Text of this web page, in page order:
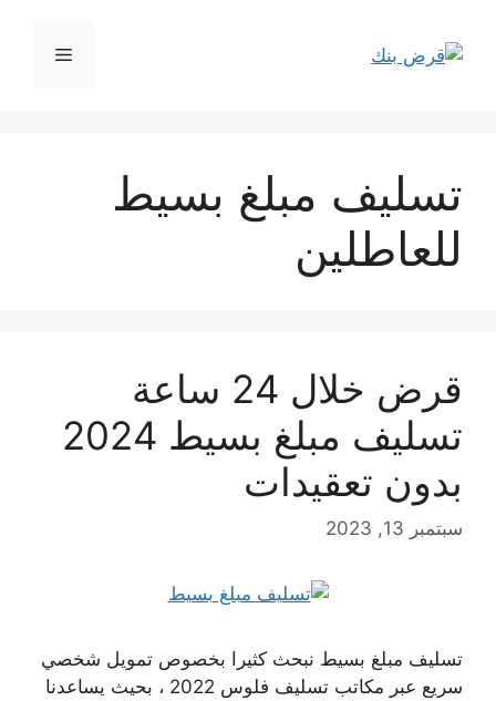
المحتوى
القائمة
تسليف مبلغ بسيط
للعاطلين
قرض خلال 24 ساعة
تسليف مبلغ بسيط 2024
بدون تعقيدات
سبتمبر 13, 2023
تسليف مبلغ بسيط نبحث كثيرا بخصوص تمويل شخصي
سريع عبر مكاتب تسليف فلوس 2022 ، بحيث يساعدنا